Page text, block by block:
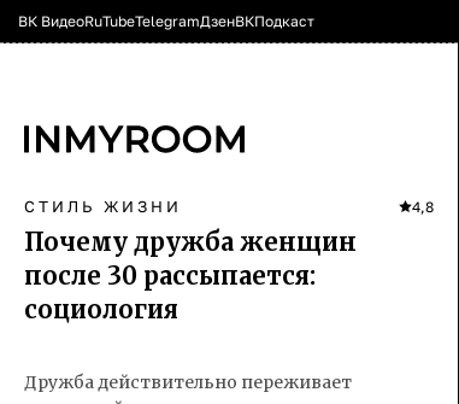
ВК ВидеоRuTubeTelegramДзенВКПодкаст
СТИЛЬ ЖИЗНИ 4,8
Почему дружба женщин
после 30 рассыпается:
социология
Дружба действительно переживает